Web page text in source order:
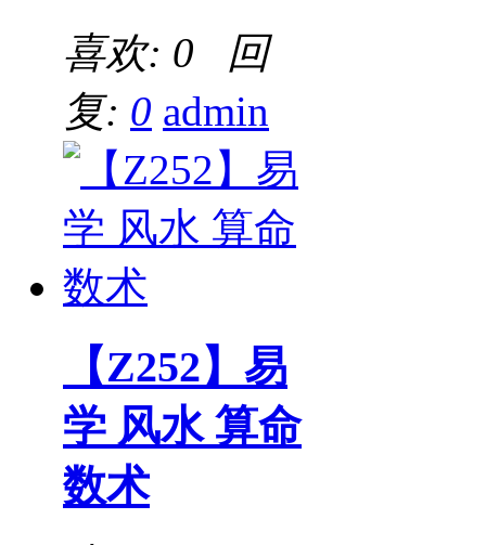
喜欢: 0 回
复: 0 admin
【Z252】易
学 风水 算命
数术